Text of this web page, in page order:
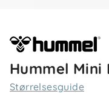
Hummel Mini
Størrelsesguide